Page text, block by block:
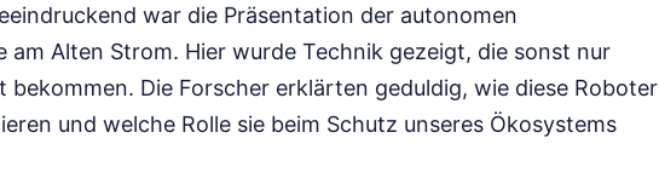
war die Präsentation der autonomen
am Alten Strom. Hier wurde Technik gezeigt, die sonst nur
bekommen. Die Forscher erklärten geduldig, wie diese Roboter
und welche Rolle sie beim Schutz unseres Ökosystems